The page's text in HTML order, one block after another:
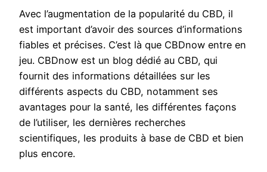
Avec l’augmentation de la popularité du CBD, il
est important d’avoir des sources d’informations
fiables et précises. C’est là que CBDnow entre en
jeu. CBDnow est un blog dédié au CBD, qui
fournit des informations détaillées sur les
différents aspects du CBD, notamment ses
avantages pour la santé, les différentes façons
de l’utiliser, les dernières recherches
scientifiques, les produits à base de CBD et bien
plus encore.